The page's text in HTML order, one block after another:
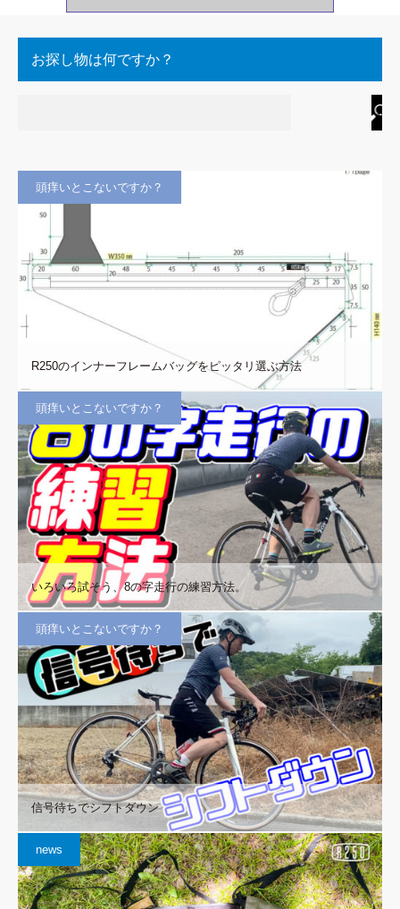
お探し物は何ですか？
頭痒いとこないですか？
R250のインナーフレームバッグをピッタリ選ぶ方法
頭痒いとこないですか？
いろいろ試そう、8の字走行の練習方法。
頭痒いとこないですか？
信号待ちでシフトダウン
news